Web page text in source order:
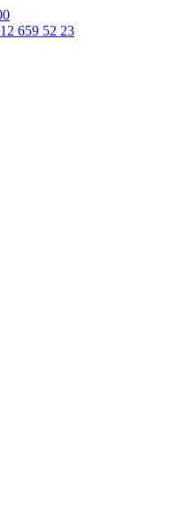
659 52 23